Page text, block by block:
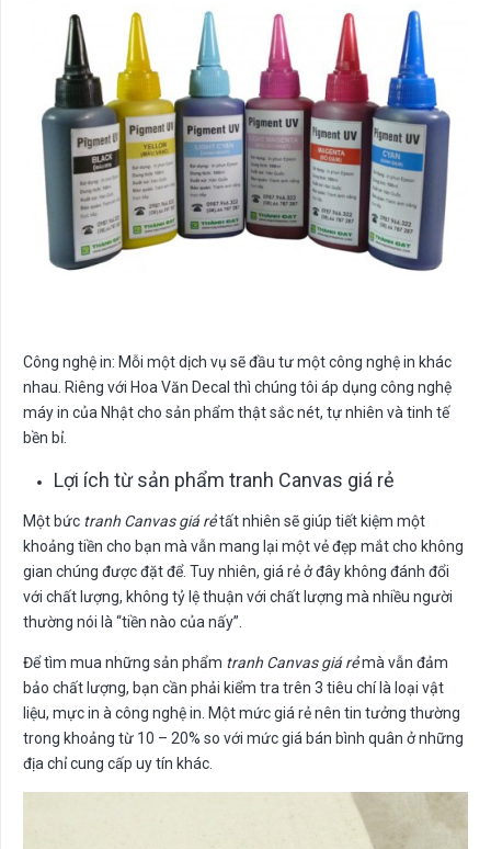
Công nghệ in: Mỗi một dịch vụ sẽ đầu tư một công nghệ in khác
nhau. Riêng với Hoa Văn Decal thì chúng tôi áp dụng công nghệ
máy in của Nhật cho sản phẩm thật sắc nét, tự nhiên và tinh tế
bền bỉ.
Lợi ích từ sản phẩm tranh Canvas giá rẻ
Một bức tranh Canvas giá rẻtất nhiên sẽ giúp tiết kiệm một
khoảng tiền cho bạn mà vẫn mang lại một vẻ đẹp mắt cho không
gian chúng được đặt để. Tuy nhiên, giá rẻ ở đây không đánh đổi
với chất lượng, không tỷ lệ thuận với chất lượng mà nhiều người
thường nói là “tiền nào của nấy”.
Để tìm mua những sản phẩm tranh Canvas giá rẻmà vẫn đảm
bảo chất lượng, bạn cần phải kiểm tra trên 3 tiêu chí là loại vật
liệu, mực in à công nghệ in. Một mức giá rẻ nên tin tưởng thường
trong khoảng từ 10 – 20% so với mức giá bán bình quân ở những
địa chỉ cung cấp uy tín khác.